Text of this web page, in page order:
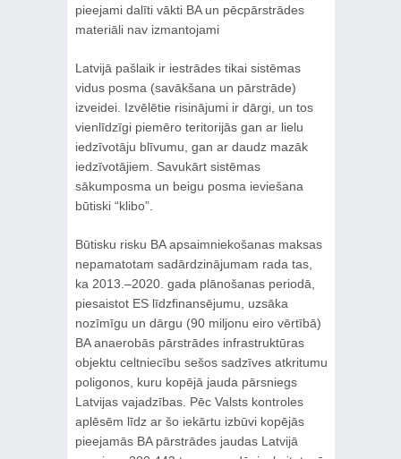
pieejami dalīti vākti BA un pēcpārstrādes
materiāli nav izmantojami
Latvijā pašlaik ir iestrādes tikai sistēmas
vidus posma (savākšana un pārstrāde)
izveidei. Izvēlētie risinājumi ir dārgi, un tos
vienlīdzīgi piemēro teritorijās gan ar lielu
iedzīvotāju blīvumu, gan ar daudz mazāk
iedzīvotājiem. Savukārt sistēmas
sākumposma un beigu posma ieviešana
būtiski “klibo”.
Būtisku risku BA apsaimniekošanas maksas
nepamatotam sadārdzinājumam rada tas,
ka 2013.–2020. gada plānošanas periodā,
piesaistot ES līdzfinansējumu, uzsāka
nozīmīgu un dārgu (90 miljonu eiro vērtībā)
BA anaerobās pārstrādes infrastruktūras
objektu celtniecību sešos sadzīves atkritumu
poligonos, kuru kopējā jauda pārsniegs
Latvijas vajadzības. Pēc Valsts kontroles
aplēsēm līdz ar šo iekārtu izbūvi kopējās
pieejamās BA pārstrādes jaudas Latvijā